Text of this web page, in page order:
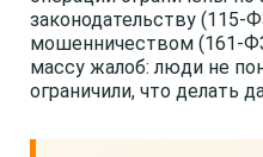
законодательству (115-
мошенничеством (161-
массу жалоб: люди не
ограничили, что делать